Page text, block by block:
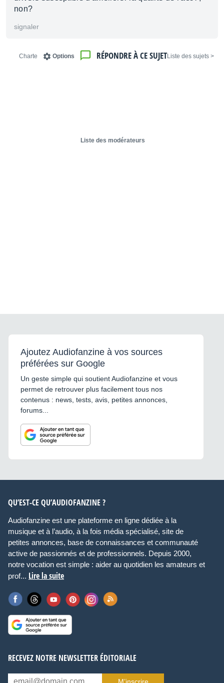
non?
signaler
< Liste des sujets
RÉPONDRE À CE SUJET
Options
Charte
Liste des modérateurs
Ajoutez Audiofanzine à vos sources
préférées sur Google
Un geste simple qui soutient Audiofanzine et vous
permet de retrouver plus facilement tous nos
contenus : news, tests, avis, petites annonces,
forums...
QU’EST-CE QU’AUDIOFANZINE ?
Audiofanzine est une plateforme en ligne dédiée à la
musique et à l’audio, à la fois média spécialisé, site de
petites annonces, base de connaissances et communauté
active de passionnés et de professionnels. Depuis 2000,
notre vocation est simple : aider au quotidien les amateurs et
prof... Lire la suite
RECEVEZ NOTRE NEWSLETTER ÉDITORIALE